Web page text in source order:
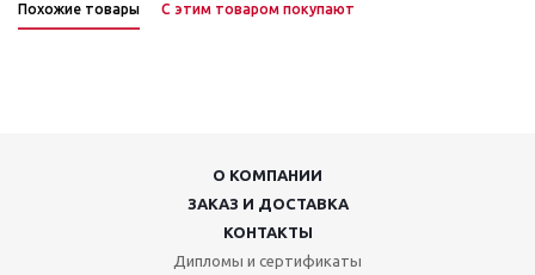
Похожие товары С этим товаром покупают
О КОМПАНИИ
ЗАКАЗ И ДОСТАВКА
КОНТАКТЫ
Дипломы и сертификаты